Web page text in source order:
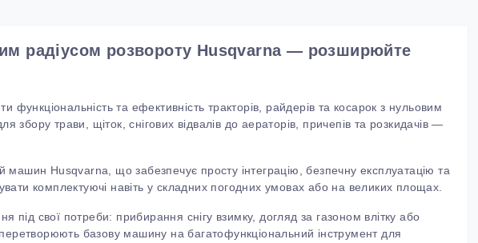
радіусом розвороту Husqvarna — розширюйте
функціональність та ефективність тракторів, райдерів та косарок з нульовим
трави, щіток, снігових відвалів до аераторів, причепів та розкидачів —
машин Husqvarna , що забезпечує просту інтеграцію, безпечну експлуатацію та
комплектуючі навіть у складних погодних умовах або на великих площах.
під свої потреби: прибирання снігу взимку, догляд за газоном влітку або
перетворюють базову машину на багатофункціональний інструмент для